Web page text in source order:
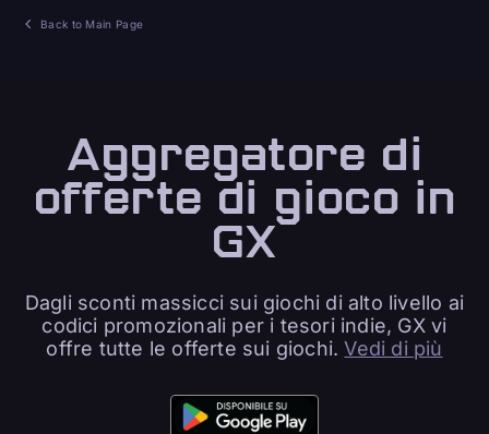
Back to Main Page
Aggregatore di
offerte di gioco in
GX
Dagli sconti massicci sui giochi di alto livello ai
codici promozionali per i tesori indie, GX vi
offre tutte le offerte sui giochi.Vedi di più